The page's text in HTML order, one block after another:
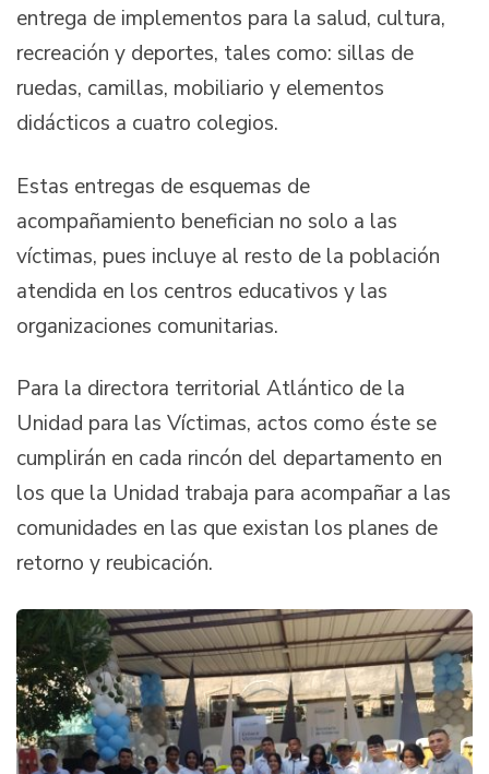
entrega de implementos para la salud, cultura,
recreación y deportes, tales como: sillas de
ruedas, camillas, mobiliario y elementos
didácticos a cuatro colegios.
Estas entregas de esquemas de
acompañamiento benefician no solo a las
víctimas, pues incluye al resto de la población
atendida en los centros educativos y las
organizaciones comunitarias.
Para la directora territorial Atlántico de la
Unidad para las Víctimas, actos como éste se
cumplirán en cada rincón del departamento en
los que la Unidad trabaja para acompañar a las
comunidades en las que existan los planes de
retorno y reubicación.